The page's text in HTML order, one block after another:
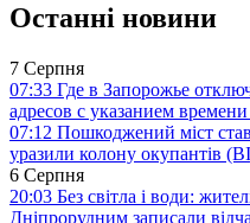
Останні новини
7 Серпня
07:33 Где в Запорожье
адресов с указанием времени
07:12 Пошкоджений міст
уразили колону окупантів
6 Серпня
20:03 Без світла і води:
Дніпрорудним записали